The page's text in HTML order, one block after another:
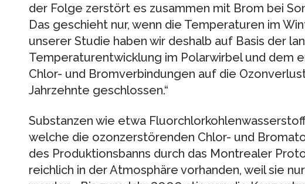
der Folge zerstört es zusammen mit Brom bei
Das geschieht nur, wenn die Temperaturen im
unserer Studie haben wir deshalb auf Basis der
Temperaturentwicklung im Polarwirbel und dem
Chlor- und Bromverbindungen auf die
Jahrzehnte geschlossen.“
Substanzen wie etwa
welche die ozonzerstörenden Chlor- und
des Produktionsbanns durch das Montrealer
reichlich in der Atmosphäre vorhanden, weil sie